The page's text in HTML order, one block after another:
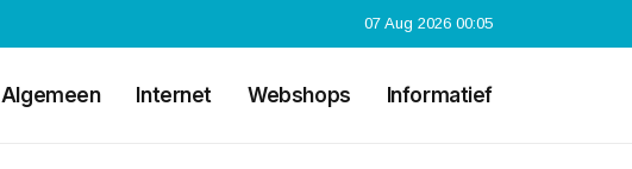
07 Aug 2026 00:05
Algemeen Internet Webshops Informatief